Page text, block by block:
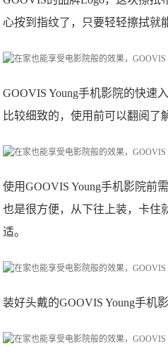
心按到指纹了，只要轻轻擦拭就
GOOVIS Young手机影院的快速
比较细致的，使用前可以翻阅了
使用GOOVIS Young手机影院前
也是很方便，从下往上装，卡住
适。
装好头戴的GOOVIS Young手机